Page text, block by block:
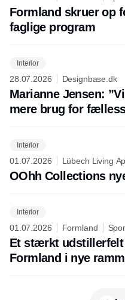
Formland skruer op
faglige program
Interior
28.07.2026 Designbase.dk
Marianne Jensen:
mere brug for
Interior
01.07.2026 Lübech Living
OOhh Collections
Interior
01.07.2026 Formland
Et stærkt udstillerfelt
Formland i nye